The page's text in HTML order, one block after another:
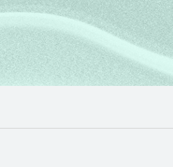
NOVA ABA)
EM NOVA ABA)
(ABRE EM NOVA ABA)
EM NOVA ABA)
NIC.BR (ABRE EM NOVA ABA)
NIC.BR (ABRE EM NOVA ABA)
DO NIC.BR (ABRE EM NOVA ABA)
DO NIC.BR (ABRE EM NOVA ABA)